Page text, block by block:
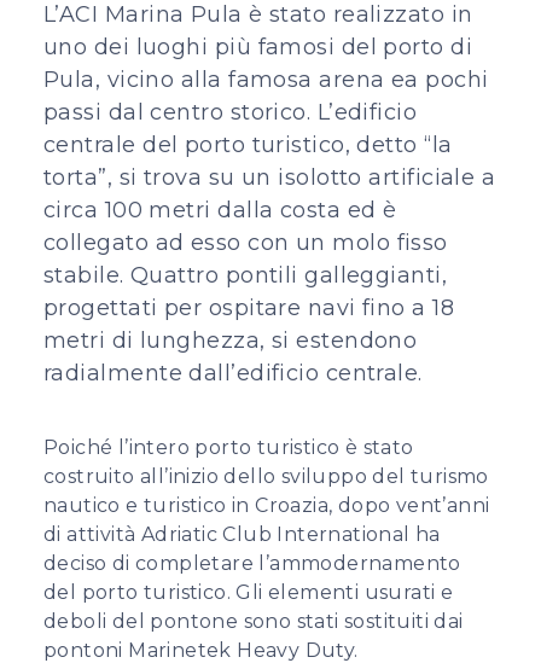
L’ACI Marina Pula è stato realizzato in
uno dei luoghi più famosi del porto di
Pula, vicino alla famosa arena ea pochi
passi dal centro storico. L’edificio
centrale del porto turistico, detto “la
torta”, si trova su un isolotto artificiale a
circa 100 metri dalla costa ed è
collegato ad esso con un molo fisso
stabile. Quattro pontili galleggianti,
progettati per ospitare navi fino a 18
metri di lunghezza, si estendono
radialmente dall’edificio centrale.
Poiché l’intero porto turistico è stato
costruito all’inizio dello sviluppo del turismo
nautico e turistico in Croazia, dopo vent’anni
di attività Adriatic Club International ha
deciso di completare l’ammodernamento
del porto turistico. Gli elementi usurati e
deboli del pontone sono stati sostituiti dai
pontoni Marinetek Heavy Duty.